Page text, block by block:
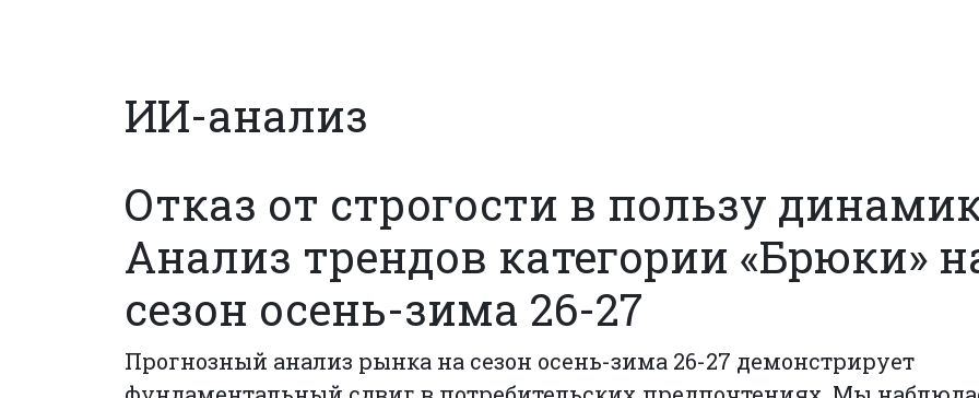
ИИ-анализ
Отказ от строгости в пользу
Анализ трендов категории «Брюки»
сезон осень-зима 26-27
Прогнозный анализ рынка на сезон осень-зима 26-27 демонстрирует